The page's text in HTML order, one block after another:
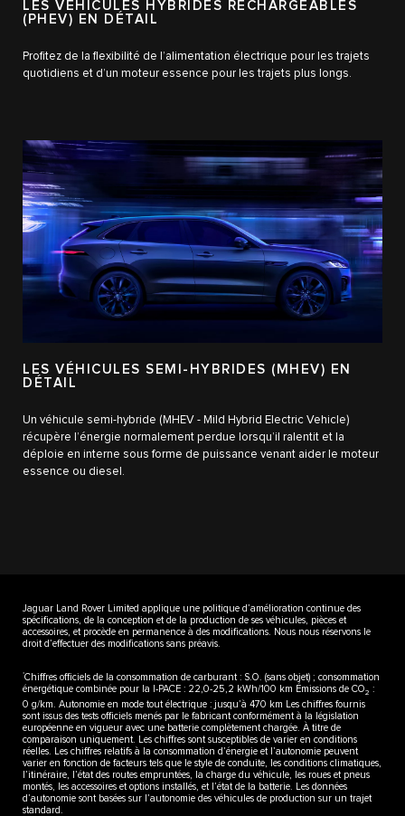
LES VÉHICULES HYBRIDES RECHARGEABLES
(PHEV) EN DÉTAIL
Profitez de la flexibilité de l’alimentation électrique pour les trajets
quotidiens et d’un moteur essence pour les trajets plus longs.
LES VÉHICULES SEMI-HYBRIDES (MHEV) EN
DÉTAIL
Un véhicule semi-hybride (MHEV - Mild Hybrid Electric Vehicle)
récupère l’énergie normalement perdue lorsqu’il ralentit et la
déploie en interne sous forme de puissance venant aider le moteur
essence ou diesel.
Jaguar Land Rover Limited applique une politique d’amélioration continue des
spécifications, de la conception et de la production de ses véhicules, pièces et
accessoires, et procède en permanence à des modifications. Nous nous réservons le
droit d’effectuer des modifications sans préavis.
*Chiffres officiels de la consommation de carburant : S.O. (sans objet) ; consommation
énergétique combinée pour la I-PACE : 22,0-25,2 kWh/100 km Émissions de CO2 :
0 g/km. Autonomie en mode tout électrique : jusqu’à 470 km Les chiffres fournis
sont issus des tests officiels menés par le fabricant conformément à la législation
européenne en vigueur avec une batterie complètement chargée. À titre de
comparaison uniquement. Les chiffres sont susceptibles de varier en conditions
réelles. Les chiffres relatifs à la consommation d’énergie et l’autonomie peuvent
varier en fonction de facteurs tels que le style de conduite, les conditions climatiques,
l’itinéraire, l’état des routes empruntées, la charge du véhicule, les roues et pneus
montés, les accessoires et options installés, et l’état de la batterie. Les données
d’autonomie sont basées sur l’autonomie des véhicules de production sur un trajet
standard.